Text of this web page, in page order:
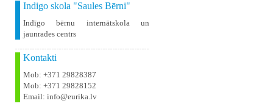
Indigo skola "Saules Bērni"
Indīgo bērnu internātskola un
jaunrades centrs
Kontakti
Mob: +371 29828387
Mob: +371 29828152
Email: info@eurika.lv